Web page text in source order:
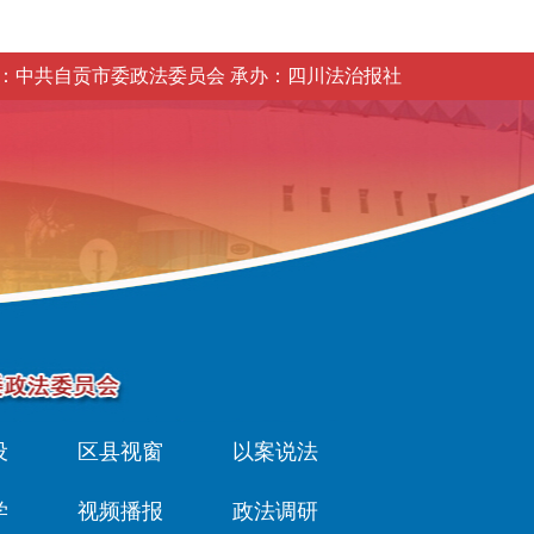
中共自贡市委政法委员会 承办：四川法治报社
区县视窗 以案说法
视频播报 政法调研